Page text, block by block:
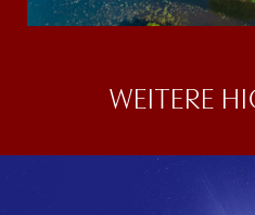
WEITERE